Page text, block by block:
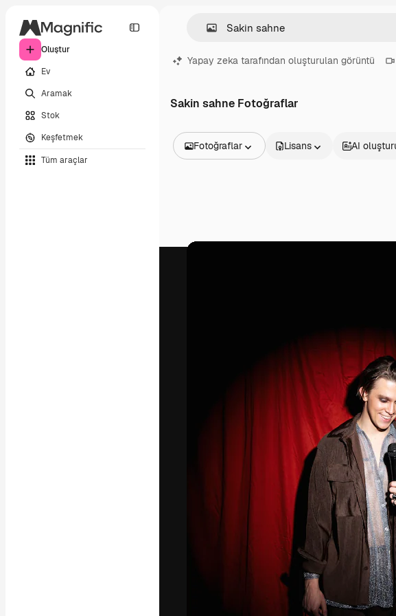
Oluştur
Ev
Aramak
Stok
Keşfetmek
Tüm araçlar
Yapay zeka tarafından oluşturulan görüntü
Sakin sahne Fotoğraflar
Fotoğraflar
Videolar
Lisans AI
En iyi işlerini yöneteceğin yaratıcı
Kreatif ekipler, işletmeler, ajanslar
stüdyolar genelinde 1 milyondan
Copyright © 2010- 2026Freepik